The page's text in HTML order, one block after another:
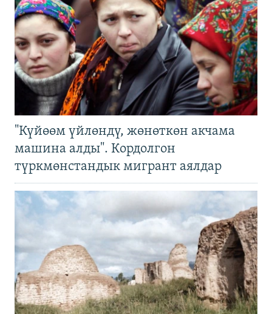
"Күйөөм үйлөндү, жөнөткөн акчама
машина алды". Кордолгон
түркмөнстандык мигрант аялдар